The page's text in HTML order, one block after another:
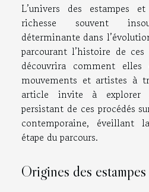
L’univers des estampes
richesse souvent
déterminante dans
parcourant l’histoire de
découvrira comment
mouvements et artistes à
article invite à explorer
persistant de ces procédés
contemporaine, éveillant
étape du parcours.
Origines des